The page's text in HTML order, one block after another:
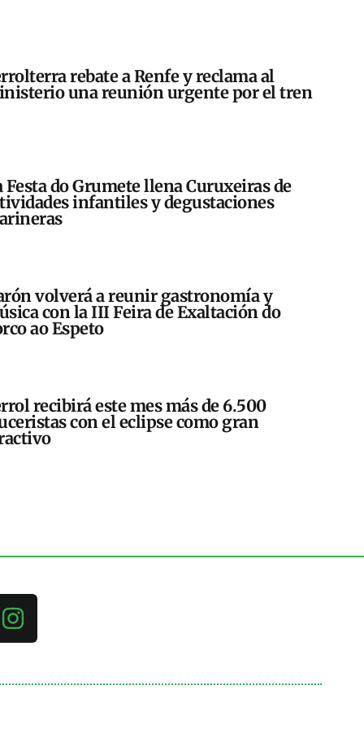
rebate a Renfe y reclama al
una reunión urgente por el tren
Festa do Grumete llena Curuxeiras de
infantiles y degustaciones
volverá a reunir gastronomía y
con la III Feira de Exaltación do
ao Espeto
recibirá este mes más de 6.500
con el eclipse como gran